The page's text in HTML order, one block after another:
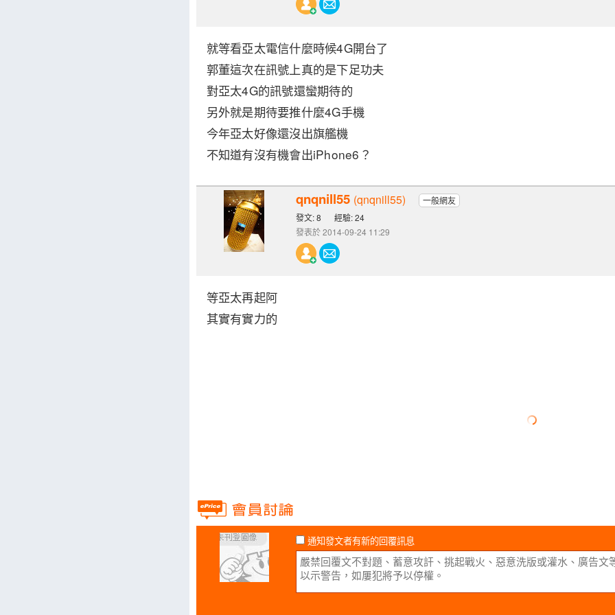
就等看亞太電信什麼時候4G開台了
郭董這次在訊號上真的是下足功夫
對亞太4G的訊號還蠻期待的
另外就是期待要推什麼4G手機
今年亞太好像還沒出旗艦機
不知道有沒有機會出iPhone6？
qnqnill55 (qnqnill55)
一般網友
發文: 8
經驗: 24
發表於 2014-09-24 11:29
等亞太再起阿
其實有實力的
通知發文者有新的回覆訊息